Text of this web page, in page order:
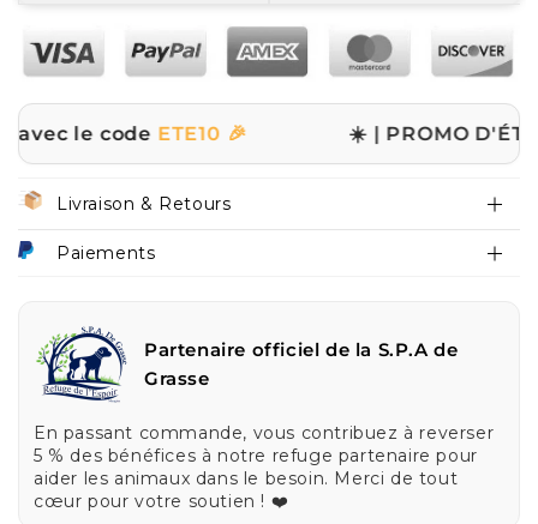
code ETE10 🎉 ☀️ | PROMO D'ÉTÉ | ☀️✨ -
Livraison & Retours
Paiements
Partenaire officiel de la S.P.A de
Grasse
En passant commande, vous contribuez à reverser
5 % des bénéfices à notre refuge partenaire pour
aider les animaux dans le besoin. Merci de tout
cœur pour votre soutien ! ❤️